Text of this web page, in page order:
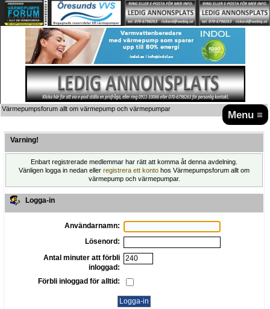
Menu ≡
Värmepumpsforum allt om värmepump och värmepumpar
Varning!
Enbart registrerade medlemmar har rätt att komma åt denna avdelning.
Vänligen logga in nedan eller registrera ett konto hos Värmepumpsforum allt om
värmepump och värmepumpar.
Logga-in
Användarnamn:
Lösenord:
Antal minuter att förbli
inloggad:
Förbli inloggad för alltid: